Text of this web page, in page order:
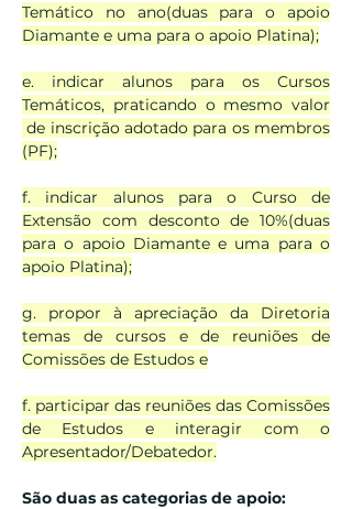
Temático no ano(duas para o apoio
Diamante e uma para o apoio Platina);
e. indicar alunos para os Cursos
Temáticos, praticando o mesmo valor
de inscrição adotado para os membros
(PF);
f. indicar alunos para o Curso de
Extensão com desconto de 10%(duas
para o apoio Diamante e uma para o
apoio Platina);
g. propor à apreciação da Diretoria
temas de cursos e de reuniões de
Comissões de Estudos e
f. participar das reuniões das Comissões
de Estudos e interagir com o
Apresentador/Debatedor.
São duas as categorias de apoio: